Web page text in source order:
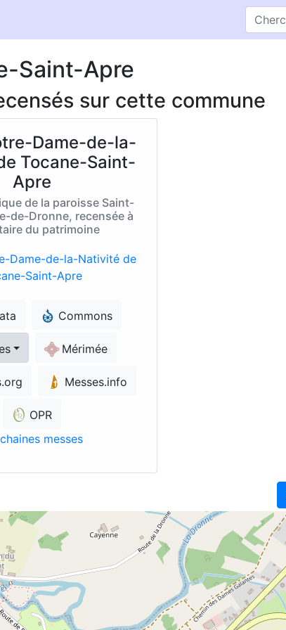
Saint-Apre
sur cette commune
Dame-de-la-
Tocane-Saint-
Apre
de la paroisse Saint-
de-Dronne, recensée à
du patrimoine
Commons
Mérimée
Messes.info
OPR
messes